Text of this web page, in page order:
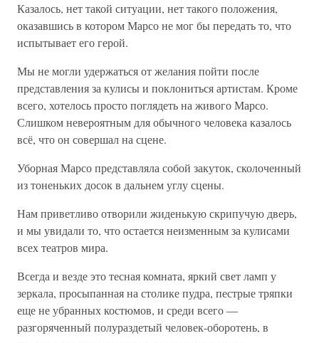
Казалось, нет такой ситуации, нет такого положения,
оказавшись в котором Марсо не мог бы передать то, что
испытывает его герой.
Мы не могли удержаться от желания пойти после
представления за кулисы и поклониться артистам. Кроме
всего, хотелось просто поглядеть на живого Марсо.
Слишком невероятным для обычного человека казалось
всё, что он совершал на сцене.
Уборная Марсо представляла собой закуток, сколоченный
из тоненьких досок в дальнем углу сцены.
Нам приветливо отворили жиденькую скрипучую дверь,
и мы увидали то, что остается неизменным за кулисами
всех театров мира.
Всегда и везде это тесная комната, яркий свет ламп у
зеркала, просыпанная на столике пудра, пестрые тряпки
еще не убранных костюмов, и среди всего —
разгоряченный полураздетый человек-оборотень, в